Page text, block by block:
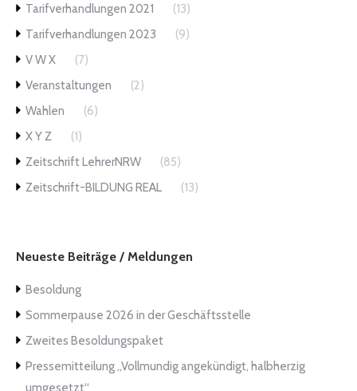
Tarifverhandlungen 2021
(13)
Tarifverhandlungen 2023
(9)
V W X
(7)
Veranstaltungen
(2)
Wahlen
(6)
X Y Z
(1)
Zeitschrift LehrerNRW
(85)
Zeitschrift-BILDUNG REAL
(13)
Neueste Beiträge / Meldungen
Besoldung
Sommerpause 2026 in der Geschäftsstelle
Zweites Besoldungspaket
Pressemitteilung „Vollmundig angekündigt, halbherzig
umgesetzt“